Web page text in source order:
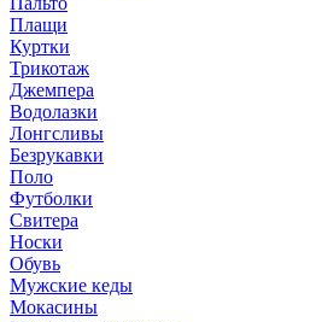
Плащи
Куртки
Трикотаж
Джемпера
Водолазки
Лонгсливы
Безрукавки
Поло
Футболки
Свитера
Носки
Обувь
Мужские кеды
Мокасины